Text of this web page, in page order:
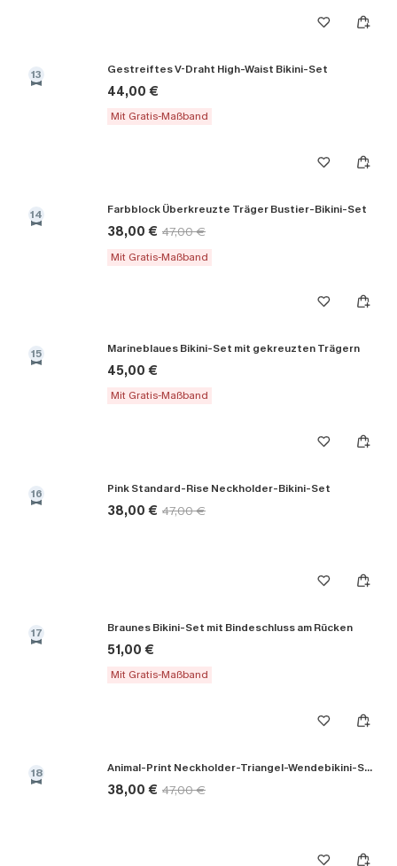
13 Gestreiftes V-Draht High-Waist Bikini-Set
44,00 €
Mit Gratis-Maßband
14 Farbblock Überkreuzte Träger Bustier-Bikini-Set
38,00 € 47,00 €
Mit Gratis-Maßband
15 Marineblaues Bikini-Set mit gekreuzten Trägern
45,00 €
Mit Gratis-Maßband
16 Pink Standard-Rise Neckholder-Bikini-Set
38,00 € 47,00 €
17 Braunes Bikini-Set mit Bindeschluss am Rücken
51,00 €
Mit Gratis-Maßband
18 Animal-Print Neckholder-Triangel-Wendebikini-Set
38,00 € 47,00 €